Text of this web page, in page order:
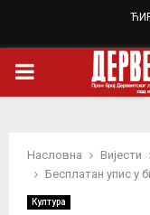
PRIMARY
Насловна Вијести
Бесплатан упис у
Култура